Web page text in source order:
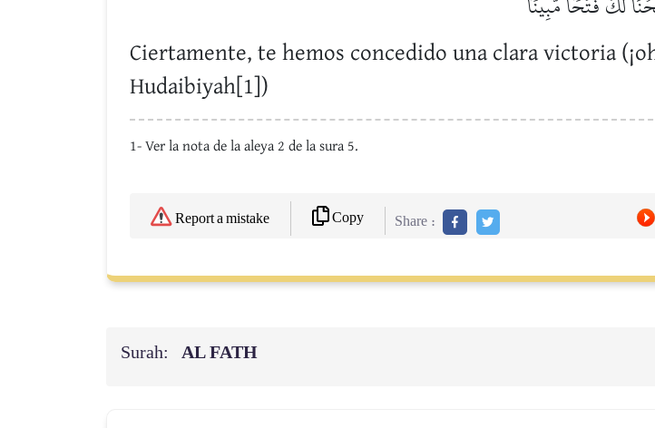
Ciertamente, te hemos concedido una clara victoria
Hudaibiyah[1])
1- Ver la nota de la aleya 2 de la sura 5.
Report a mistake Copy Share :
Surah: AL FATH